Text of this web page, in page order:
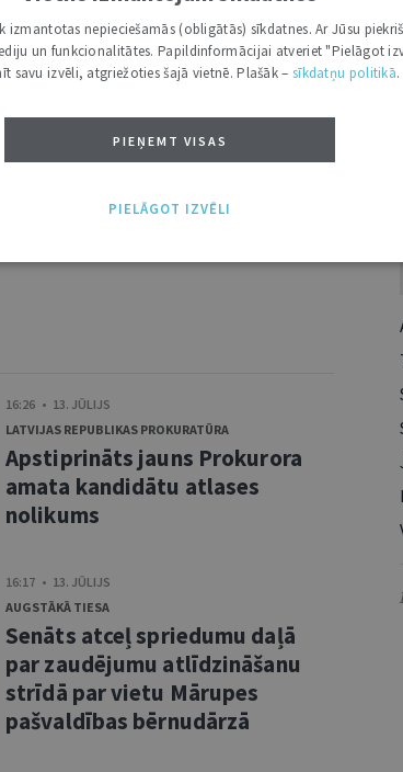
16:26 • 13. JŪLIJS
LATVIJAS REPUBLIKAS PROKURATŪRA
Apstiprināts jauns Prokurora
amata kandidātu atlases
nolikums
16:17 • 13. JŪLIJS
AUGSTĀKĀ TIESA
Senāts atceļ spriedumu daļā
par zaudējumu atlīdzināšanu
strīdā par vietu Mārupes
pašvaldības bērnudārzā
nepieciešamās (obligātās) sīkdatnes. Ar Jūsu
un funkcionalitātes. Papildinformācijai atveriet "Pielāgot
savu izvēli, atgriežoties šajā vietnē. Plašāk – sīkdatņu politikā.
PIEŅEMT VISAS
PIELĀGOT IZVĒLI